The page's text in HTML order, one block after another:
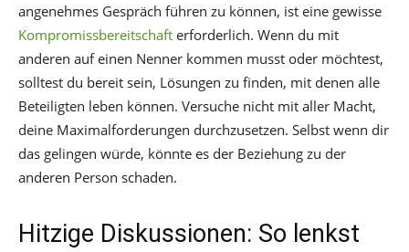
angenehmes Gespräch führen zu können, ist eine gewisse
Kompromissbereitschaft erforderlich. Wenn du mit
anderen auf einen Nenner kommen musst oder möchtest,
solltest du bereit sein, Lösungen zu finden, mit denen alle
Beteiligten leben können. Versuche nicht mit aller Macht,
deine Maximalforderungen durchzusetzen. Selbst wenn dir
das gelingen würde, könnte es der Beziehung zu der
anderen Person schaden.
Hitzige Diskussionen: So lenkst